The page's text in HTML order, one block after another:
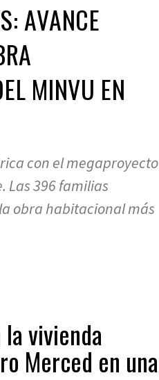
AVANCE
MINVU EN
con el megaproyecto
Las 396 familias
obra habitacional más
vivienda
Merced en una